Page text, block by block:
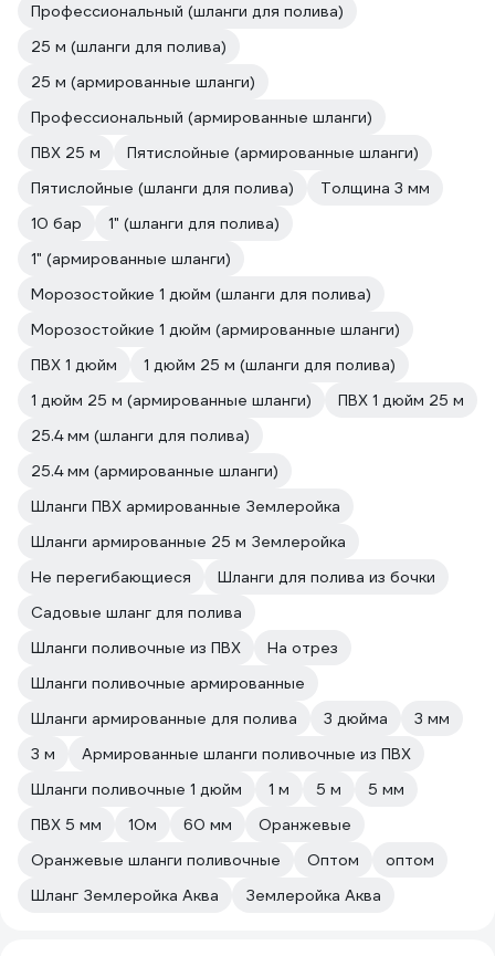
Профессиональный (шланги для полива)
25 м (шланги для полива)
25 м (армированные шланги)
Профессиональный (армированные шланги)
ПВХ 25 м
Пятислойные (армированные шланги)
Пятислойные (шланги для полива)
Толщина 3 мм
10 бар
1" (шланги для полива)
1" (армированные шланги)
Морозостойкие 1 дюйм (шланги для полива)
Морозостойкие 1 дюйм (армированные шланги)
ПВХ 1 дюйм
1 дюйм 25 м (шланги для полива)
1 дюйм 25 м (армированные шланги)
ПВХ 1 дюйм 25 м
25.4 мм (шланги для полива)
25.4 мм (армированные шланги)
Шланги ПВХ армированные Землеройка
Шланги армированные 25 м Землеройка
Не перегибающиеся
Шланги для полива из бочки
Садовые шланг для полива
Шланги поливочные из ПВХ
На отрез
Шланги поливочные армированные
Шланги армированные для полива
3 дюйма
3 мм
3 м
Армированные шланги поливочные из ПВХ
Шланги поливочные 1 дюйм
1 м 5 м
5 мм
ПВХ 5 мм
10м 60 мм
Оранжевые
Оранжевые шланги поливочные
Оптом
оптом
Шланг Землеройка Аква
Землеройка Аква